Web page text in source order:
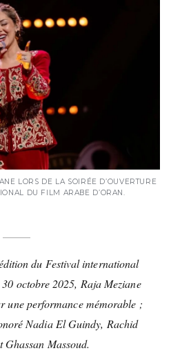
LORS DE LA SOIRÉE D’OUVERTURE
DU FILM ARABE D’ORAN.
du Festival international
octobre 2025, Raja Meziane
une performance mémorable ;
Nadia El Guindy, Rachid
Ghassan Massoud.